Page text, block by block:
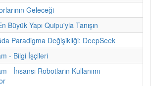
Geleceği
Büyük Yapı Quipu'yla Tanışın
Paradigma Değişikliği: DeepSeek
- Bilgi İşçileri
- İnsansı Robotların Kullanımı